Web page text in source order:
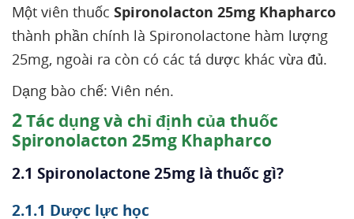
Một viên thuốc Spironolacton 25mg Khapharco
thành phần chính là Spironolactone hàm lượng
25mg, ngoài ra còn có các tá dược khác vừa đủ.
Dạng bào chế: Viên nén.
2Tác dụng và chỉ định của thuốc
Spironolacton 25mg Khapharco
2.1 Spironolactone 25mg là thuốc gì?
2.1.1 Dược lực học